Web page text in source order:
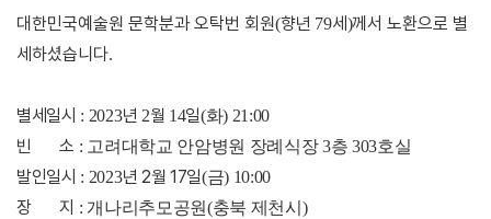
대한민국예술원 문학분과 오탁번 회원(향년 79세 )께서 노환으로 별
세하셨습니다.
별세일시 : 2023년 2월 14일(화) 21:00
빈 소 : 고려대학교 안암병원 장례식장 3층 303호실
발인일시 : 2023년 2월 17일(금) 10:00
장 지 : 개나리추모공원(충북 제천시)